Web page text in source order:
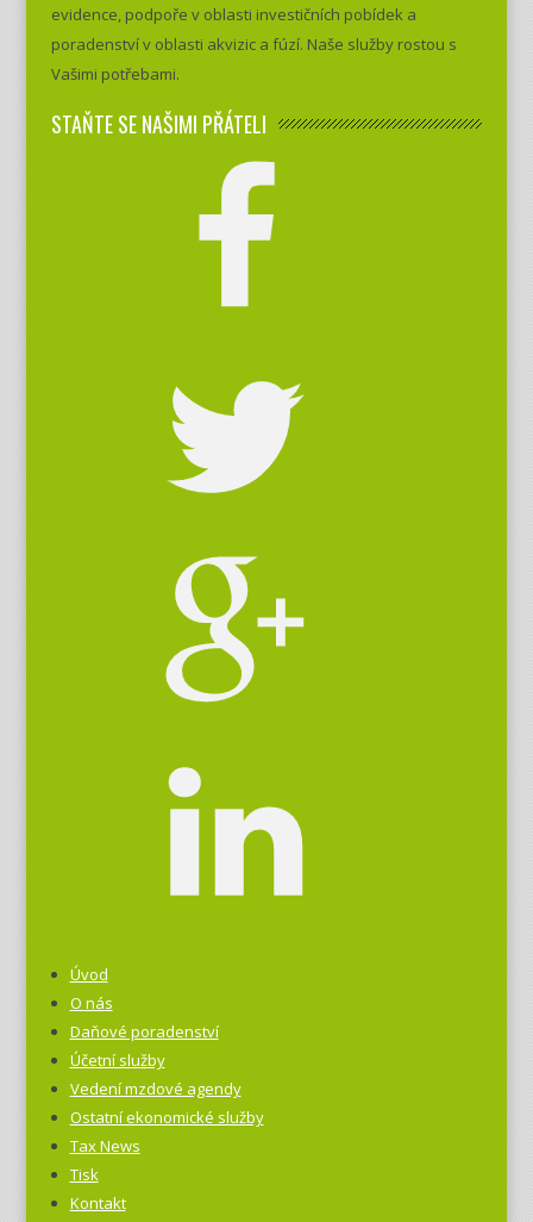
evidence, podpoře v oblasti investičních pobídek a
poradenství v oblasti akvizic a fúzí. Naše služby rostou s
Vašimi potřebami.
STAŇTE SE NAŠIMI PŘÁTELI
Úvod
O nás
Daňové poradenství
Účetní služby
Vedení mzdové agendy
Ostatní ekonomické služby
Tax News
Tisk
Kontakt